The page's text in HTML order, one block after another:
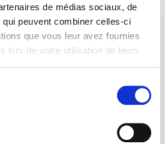
de médias sociaux, de
peuvent combiner celles-ci
que vous leur avez fournies
lors de votre utilisation de leurs
sciences humaines et sociales, les
depuis leur création en 1976